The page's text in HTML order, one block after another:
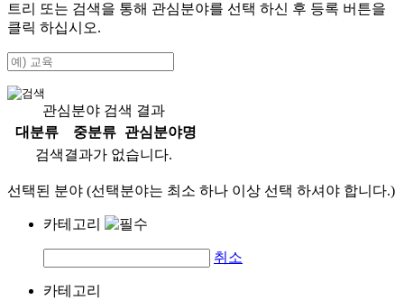
트리 또는 검색을 통해 관심분야를 선택 하신 후 등록 버튼을
클릭 하십시오.
관심분야 검색 결과
대분류
중분류
관심분야명
검색결과가 없습니다.
선택된 분야 (선택분야는 최소 하나 이상 선택 하셔야 합니다.)
카테고리
취소
카테고리